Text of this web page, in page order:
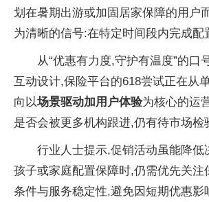
划在暑期出游或加固居家保障的用户
为清晰的信号:在特定时间段内完成配
从“优惠有力度,守护有温度”的口
互动设计,保险平台的618尝试正在从
向以场景驱动加用户体验为核心的运
是否会被更多机构跟进,仍有待市场检
行业人士提示,促销活动虽能降低
孩子或家庭配置保障时,仍需优先关注
条件与服务稳定性,避免因短期优惠影